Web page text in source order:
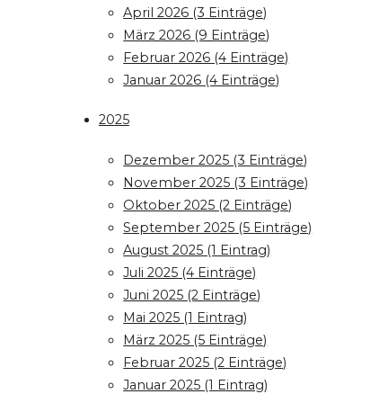
April 2026 (3 Einträge)
März 2026 (9 Einträge)
Februar 2026 (4 Einträge)
Januar 2026 (4 Einträge)
2025
Dezember 2025 (3 Einträge)
November 2025 (3 Einträge)
Oktober 2025 (2 Einträge)
September 2025 (5 Einträge)
August 2025 (1 Eintrag)
Juli 2025 (4 Einträge)
Juni 2025 (2 Einträge)
Mai 2025 (1 Eintrag)
März 2025 (5 Einträge)
Februar 2025 (2 Einträge)
Januar 2025 (1 Eintrag)